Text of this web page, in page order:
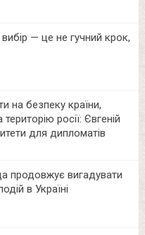
— це не гучний крок,
на безпеку країни,
росії: Євгеній
для дипломатів
продовжує вигадувати
в Україні